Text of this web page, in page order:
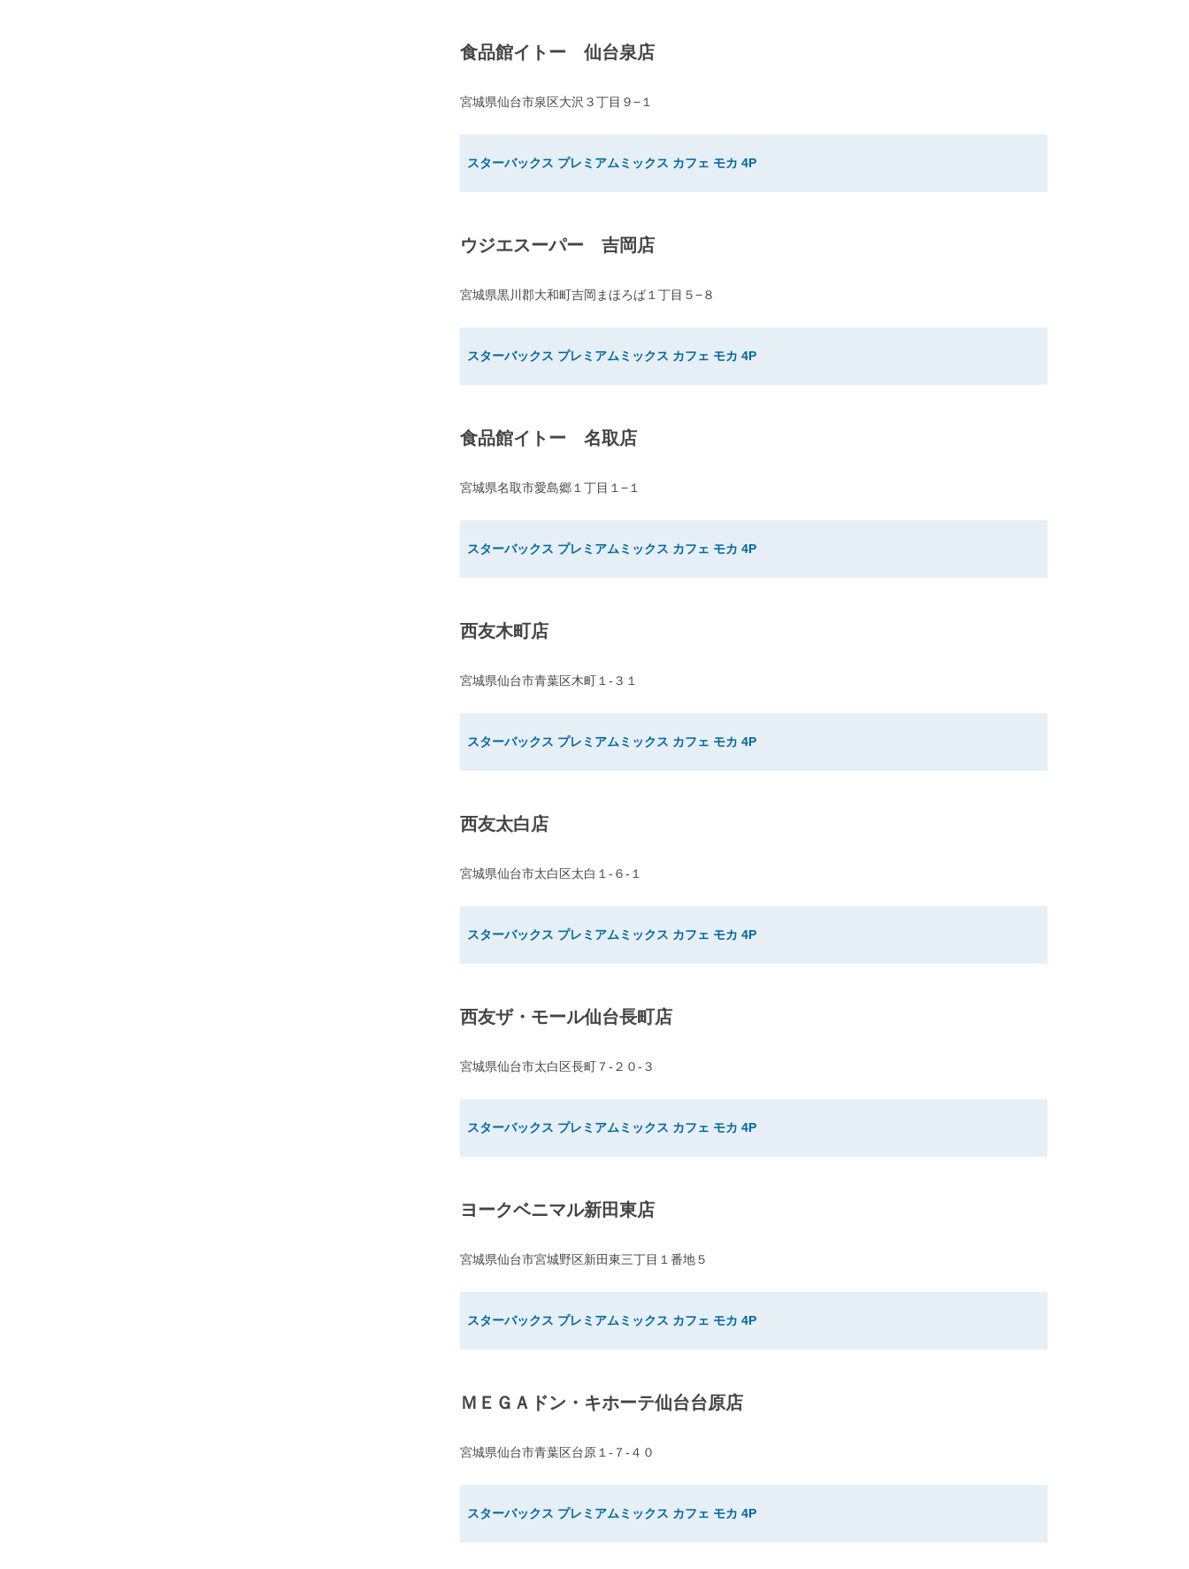
食品館イトー 仙台泉店
宮城県仙台市泉区大沢３丁目９−１
スターバックス プレミアムミックス カフェ モカ 4P
ウジエスーパー 吉岡店
宮城県黒川郡大和町吉岡まほろば１丁目５−８
スターバックス プレミアムミックス カフェ モカ 4P
食品館イトー 名取店
宮城県名取市愛島郷１丁目１−１
スターバックス プレミアムミックス カフェ モカ 4P
西友木町店
宮城県仙台市青葉区木町１-３１
スターバックス プレミアムミックス カフェ モカ 4P
西友太白店
宮城県仙台市太白区太白１-６-１
スターバックス プレミアムミックス カフェ モカ 4P
西友ザ・モール仙台長町店
宮城県仙台市太白区長町７-２０-３
スターバックス プレミアムミックス カフェ モカ 4P
ヨークベニマル新田東店
宮城県仙台市宮城野区新田東三丁目１番地５
スターバックス プレミアムミックス カフェ モカ 4P
ＭＥＧＡドン・キホーテ仙台台原店
宮城県仙台市青葉区台原１-７-４０
スターバックス プレミアムミックス カフェ モカ 4P